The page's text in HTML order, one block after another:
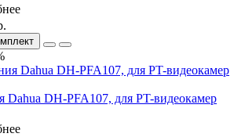
Dahua DH-PFA107, для PT-видеокамер